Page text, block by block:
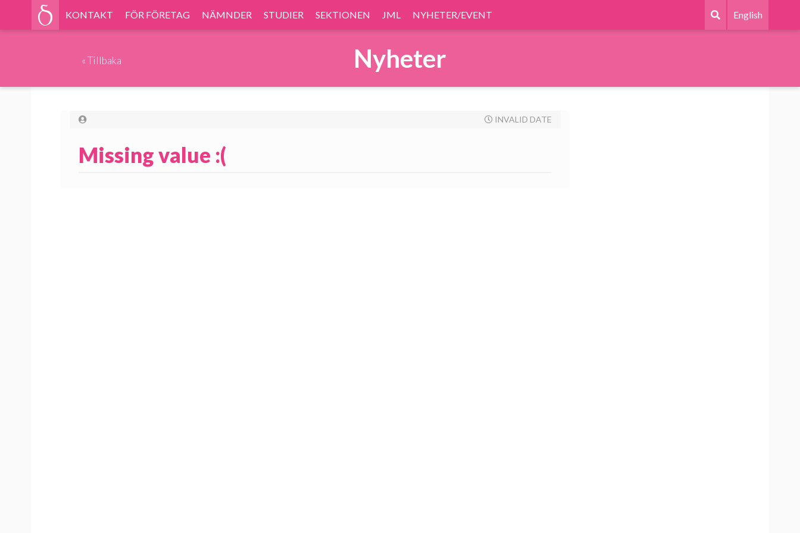
KONTAKT FÖR FÖRETAG NÄMNDER STUDIER SEKTIONEN JML NYHETER/EVENT English
«Tillbaka Nyheter
INVALID DATE
Missing value :(